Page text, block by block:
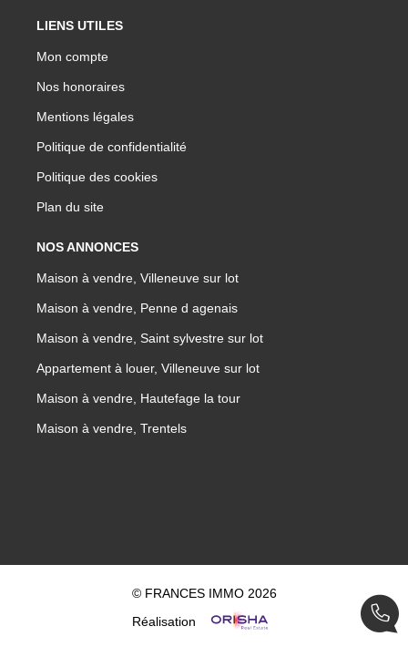
LIENS UTILES
Mon compte
Nos honoraires
Mentions légales
Politique de confidentialité
Politique des cookies
Plan du site
NOS ANNONCES
Maison à vendre, Villeneuve sur lot
Maison à vendre, Penne d agenais
Maison à vendre, Saint sylvestre sur lot
Appartement à louer, Villeneuve sur lot
Maison à vendre, Hautefage la tour
Maison à vendre, Trentels
© FRANCES IMMO 2026
Réalisation